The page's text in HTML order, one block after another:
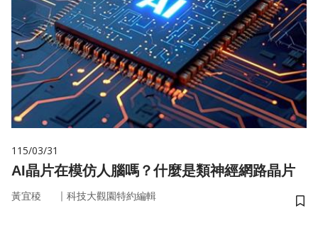
115/03/31
AI晶片在模仿人腦嗎？什麼是類神經網路晶片
黃宜稜 ｜ 科技大觀園特約編輯
儲